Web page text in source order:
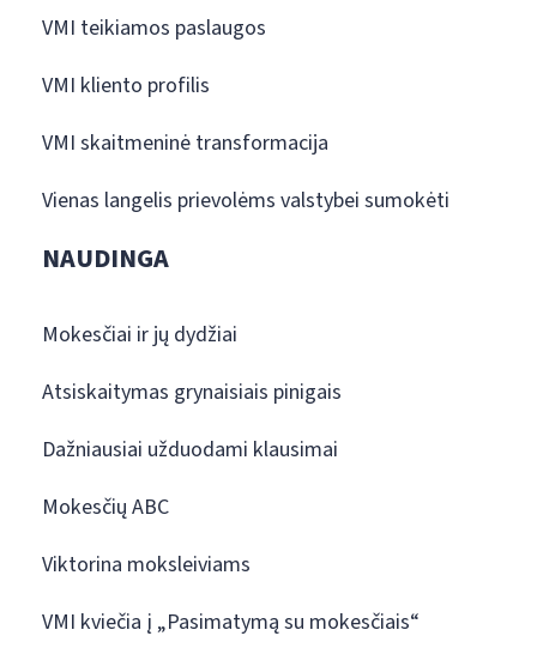
VMI teikiamos paslaugos
VMI kliento profilis
VMI skaitmeninė transformacija
Vienas langelis prievolėms valstybei sumokėti
NAUDINGA
Mokesčiai ir jų dydžiai
Atsiskaitymas grynaisiais pinigais
Dažniausiai užduodami klausimai
Mokesčių ABC
Viktorina moksleiviams
VMI kviečia į „Pasimatymą su mokesčiais“